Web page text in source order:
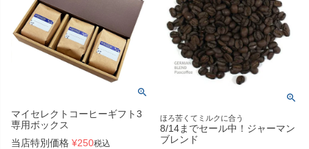
マイセレクトコーヒーギフト3
専用ボックス
当店特別価格 ¥250税込
ほろ苦くてミルクに合う
8/14までセール中！ジャーマン
ブレンド